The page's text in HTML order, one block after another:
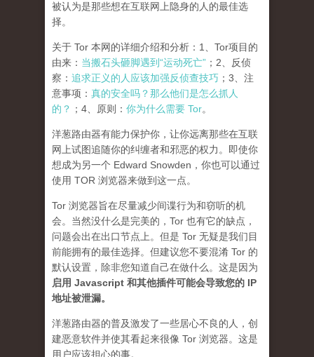
被认为是那些想在互联网上隐身的人的最佳选
择。
关于 Tor 本网的详细介绍和分析：1、Tor项目的
由来： 当搬石头砸脚遇到“运动死亡” ；2、反侦
察： 追求正义的人应该加强反侦查技巧 ；3、注
意事项： 真的安全吗？那么他们是怎么抓人
的？ ；4、原则： 你为什么需要 Tor。
洋葱路由器有能力保护你，让你远离那些在互联
网上试图追随你的纠缠者和邪恶的权力。即使你
想成为另一个 Edward Snowden，你也可以通过
使用 TOR 浏览器来做到这一点。
Tor 浏览器旨在尽量减少间谍行为和窃听的机
会。当然没什么是完美的，Tor 也有它的缺点，
问题会出在出口节点上。但是 Tor 无疑是我们目
前能拥有的最佳选择。但建议您不要混淆 Tor 的
默认设置，除非您知道自己在做什么。这是因为
启用 Javascript 和其他插件可能会导致您的 IP
地址被泄漏。
洋葱路由器的普及激发了一些居心不良的人，创
建恶意软件并使其看起来很像 Tor 浏览器。这是
用户应该担心的事。